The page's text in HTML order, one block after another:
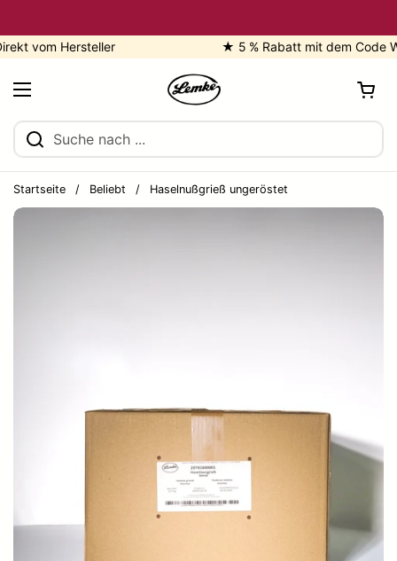
vom Hersteller ★ 5 % Rabatt mit dem Code
Menü öffnen
Warenkorb
Startseite / Beliebt / Haselnußgrieß ungeröstet